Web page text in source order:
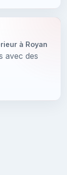
à Royan
avec des